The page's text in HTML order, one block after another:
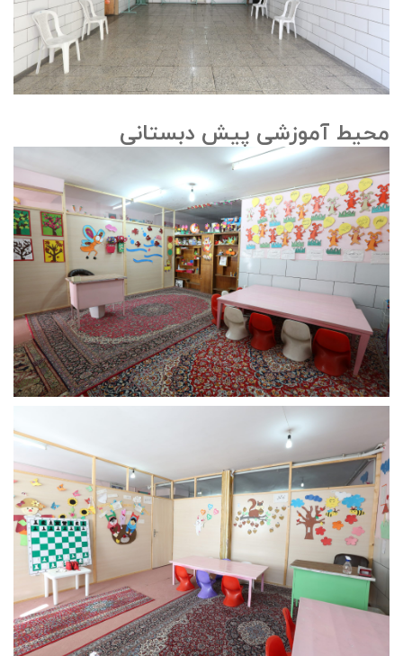
محیط آموزشی پیش دبستانی